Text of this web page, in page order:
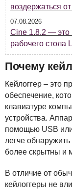
воздержаться
07.08.2026
Cine 1.8.2 — это
рабочего стола
Почему
Кейлоггер – это
обеспечение,
клавиатуре
устройства.
помощью USB
легче
более скрытны и
В отличие от
кейлоггеры не